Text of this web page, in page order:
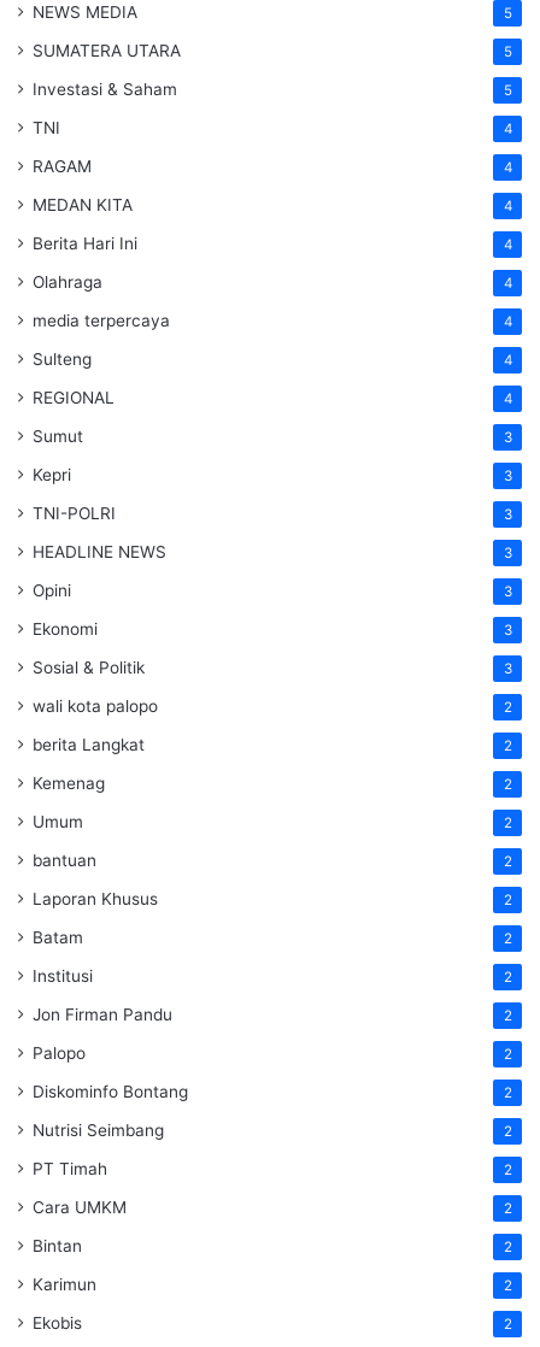
NEWS MEDIA 5
SUMATERA UTARA 5
Investasi & Saham 5
TNI 4
RAGAM 4
MEDAN KITA 4
Berita Hari Ini 4
Olahraga 4
media terpercaya 4
Sulteng 4
REGIONAL 4
Sumut 3
Kepri 3
TNI-POLRI 3
HEADLINE NEWS 3
Opini 3
Ekonomi 3
Sosial & Politik 3
wali kota palopo 2
berita Langkat 2
Kemenag 2
Umum 2
bantuan 2
Laporan Khusus 2
Batam 2
Institusi 2
Jon Firman Pandu 2
Palopo 2
Diskominfo Bontang 2
Nutrisi Seimbang 2
PT Timah 2
Cara UMKM 2
Bintan 2
Karimun 2
Ekobis 2